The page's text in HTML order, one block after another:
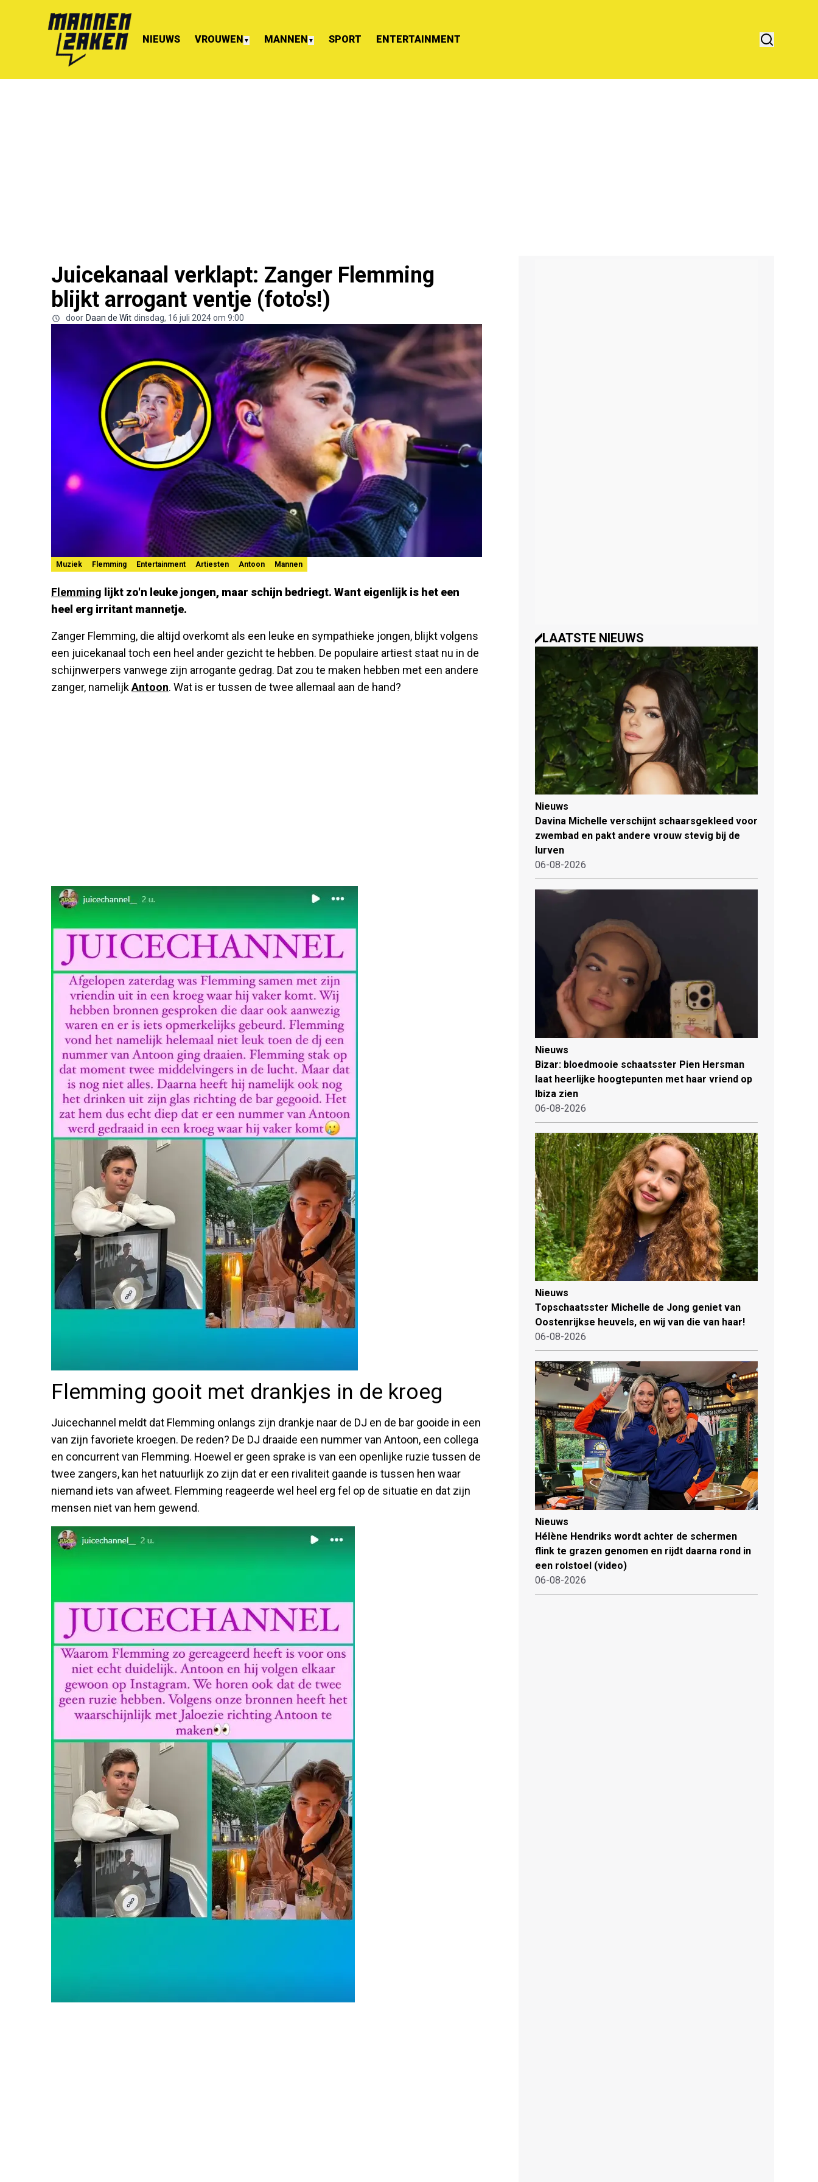
NIEUWS VROUWEN ▼ MANNEN ▼ SPORT ENTERTAINMENT
Juicekanaal verklapt: Zanger Flemming
blijkt arrogant ventje (foto's!)
door Daan de Wit dinsdag, 16 juli 2024 om 9:00
Muziek Flemming Entertainment Artiesten Antoon Mannen
Flemming lijkt zo'n leuke jongen, maar schijn bedriegt. Want eigenlijk is het een
heel erg irritant mannetje.
Zanger Flemming, die altijd overkomt als een leuke en sympathieke jongen, blijkt volgens
een juicekanaal toch een heel ander gezicht te hebben. De populaire artiest staat nu in de
schijnwerpers vanwege zijn arrogante gedrag. Dat zou te maken hebben met een andere
zanger, namelijkAntoon. Wat is er tussen de twee allemaal aan de hand?
Flemming gooit met drankjes in de kroeg
Juicechannel meldt dat Flemming onlangs zijn drankje naar de DJ en de bar gooide in een
van zijn favoriete kroegen. De reden? De DJ draaide een nummer van Antoon, een collega
en concurrent van Flemming. Hoewel er geen sprake is van een openlijke ruzie tussen de
twee zangers, kan het natuurlijk zo zijn dat er een rivaliteit gaande is tussen hen waar
niemand iets van afweet. Flemming reageerde wel heel erg fel op de situatie en dat zijn
mensen niet van hem gewend.
LAATSTE NIEUWS
Nieuws
Davina Michelle verschijnt schaarsgekleed voor
zwembad en pakt andere vrouw stevig bij de
lurven
06-08-2026
Nieuws
Bizar: bloedmooie schaatsster Pien Hersman
laat heerlijke hoogtepunten met haar vriend op
Ibiza zien
06-08-2026
Nieuws
Topschaatsster Michelle de Jong geniet van
Oostenrijkse heuvels, en wij van die van haar!
06-08-2026
Nieuws
Hélène Hendriks wordt achter de schermen
flink te grazen genomen en rijdt daarna rond in
een rolstoel (video)
06-08-2026